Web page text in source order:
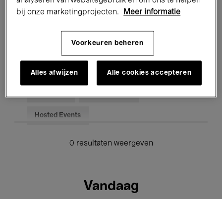
Klassieke Muziek Global Music
Elektronische Muziek
Voor iedereen Kids’ Palace
Hosted Events
0 resultaten weergeven
Vandaag
bij onze marketingprojecten.
Meer informatie
Voorkeuren beheren
Alles afwijzen Alle cookies accepteren